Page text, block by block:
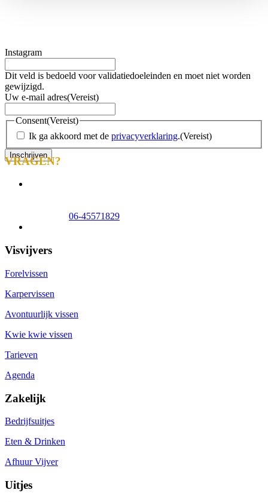
Instagram
Dit veld is bedoeld voor validatiedoeleinden en moet niet worden
gewijzigd.
Uw e-mail adres(Vereist)
Consent(Vereist)
Ik ga akkoord met de privacyverklaring.(Vereist)
VRAGEN?
06-45571829
Visvijvers
Forelvissen
Karpervissen
Avontuurlijk vissen
Kwie kwie vissen
Tarieven
Agenda
Zakelijk
Bedrijfsuitjes
Eten & Drinken
Afhuur Vijver
Uitjes